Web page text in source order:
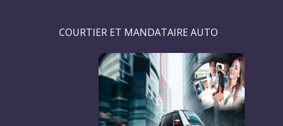
COURTIER ET MANDATAIRE AUTO